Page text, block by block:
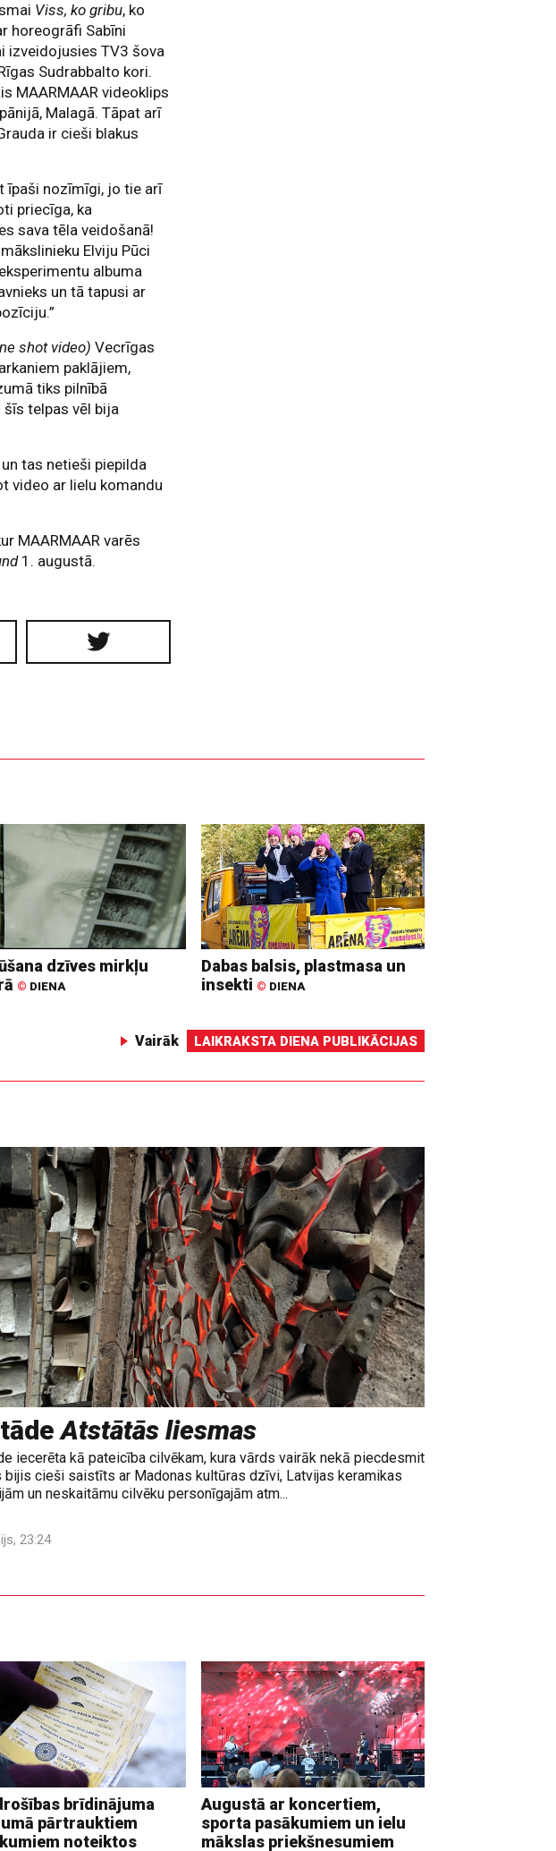
Viss, ko gribu, ko
horeogrāfi Sabīni
izveidojusies TV3 šova
Sudrabbalto kori.
MAARMAAR videoklips
Malagā. Tāpat arī
ir cieši blakus
īpaši nozīmīgi, jo tie arī
priecīga, ka
sava tēla veidošanā!
Elviju Pūci
albuma
un tā tapusi ar
shot video) Vecrīgas
paklājiem,
tiks pilnībā
telpas vēl bija
un tas netieši piepilda
video ar lielu komandu
MAARMAAR varēs
1. augustā.
dzīves mirkļu
© DIENA
Dabas balsis, plastmasa un
insekti © DIENA
Vairāk LAIKRAKSTA DIENA PUBLIKĀCIJAS
Atstātās liesmas
iecerēta kā pateicība cilvēkam, kura vārds vairāk nekā piecdesmit
bijis cieši saistīts ar Madonas kultūras dzīvi, Latvijas keramikas
un neskaitāmu cilvēku personīgajām atm...
23:24
brīdinājuma
pārtrauktiem
noteiktos
Augustā ar koncertiem,
sporta pasākumiem un ielu
mākslas priekšnesumiem